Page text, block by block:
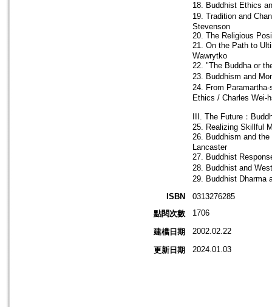
18. Buddhist Ethics
19. Tradition and
Stevenson
20. The Religious
21. On the Path to
Wawrytko
22. "The Buddha or
23. Buddhism and
24. From
Ethics / Charles Wei-
III. The Future：
25. Realizing Skillful
26. Buddhism and
Lancaster
27. Buddhist
28. Buddhist and
29. Buddhist Dharma
ISBN
0313276285
點閱次數
1706
建檔日期 2002.02.22
更新日期 2024.01.03